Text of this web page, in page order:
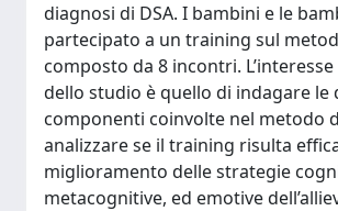
diagnosi di DSA. I bambini e le
partecipato a un training sul
composto da 8 incontri.
dello studio è quello di indagare le
componenti coinvolte nel metodo
analizzare se il training risulta
miglioramento delle strategie
metacognitive, ed emotive